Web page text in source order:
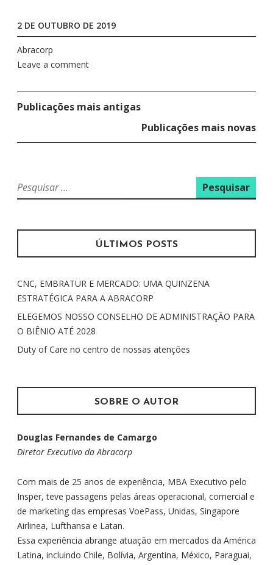
2 DE OUTUBRO DE 2019
Abracorp
Leave a comment
N
V
G
A
Ã
O
R
P
S
S
Publicações mais antigas
Publicações mais novas
P
e
q
i
a
r
p
o
r
ÚLTIMOS POSTS
CNC, EMBRATUR E MERCADO: UMA QUINZENA
ESTRATÉGICA PARA A ABRACORP
ELEGEMOS NOSSO CONSELHO DE ADMINISTRAÇÃO PARA
O BIÊNIO ATÉ 2028
Duty of Care no centro de nossas atenções
SOBRE O AUTOR
Douglas Fernandes de Camargo
Diretor Executivo da Abracorp
Com mais de 25 anos de experiência, MBA Executivo pelo
Insper, teve passagens pelas áreas operacional, comercial e
de marketing das empresas VoePass, Unidas, Singapore
Airlinea, Lufthansa e Latan.
Essa experiência abrange atuação em mercados da América
Latina, incluindo Chile, Bolívia, Argentina, México, Paraguai,